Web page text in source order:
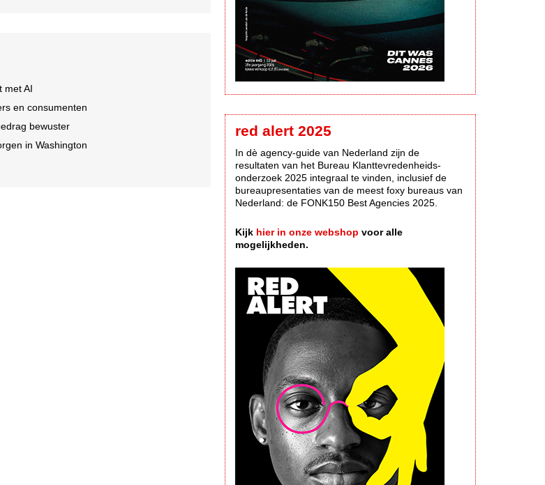
met AI
en consumenten
bewuster
in Washington
red alert 2025
In dè agency-guide van Nederland zijn de
resultaten van het Bureau Klanttevredenheids-
onderzoek 2025 integraal te vinden, inclusief de
bureaupresentaties van de meest foxy bureaus van
Nederland: de FONK150 Best Agencies 2025.
Kijk hier in onze webshop voor alle
mogelijkheden.